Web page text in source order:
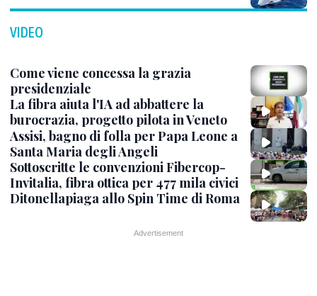
VIDEO
Come viene concessa la grazia
presidenziale
La fibra aiuta l'IA ad abbattere la
burocrazia, progetto pilota in Veneto
Assisi, bagno di folla per Papa Leone a
Santa Maria degli Angeli
Sottoscritte le convenzioni Fibercop-
Invitalia, fibra ottica per 477 mila civici
Ditonellapiaga allo Spin Time di Roma